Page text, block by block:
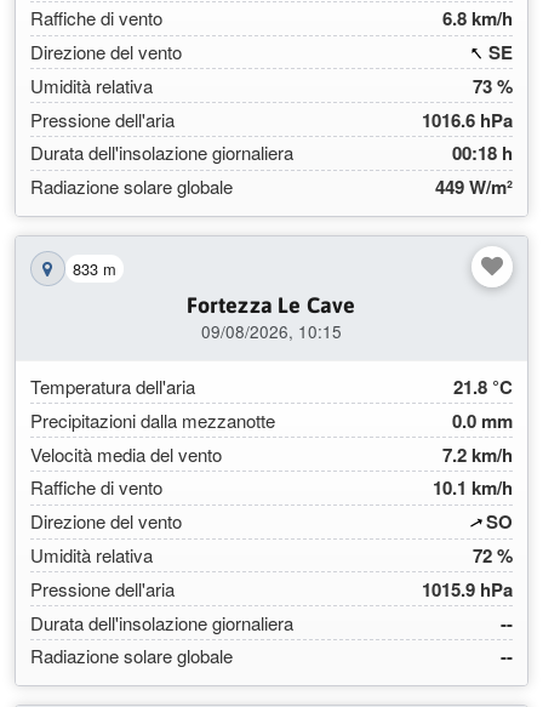
Raffiche di vento 6.8 km/h
Direzione del vento SE
Umidità relativa
73 %
Pressione dell'aria 1016.6 hPa
Durata dell'insolazione giornaliera 00:18 h
Radiazione solare globale 449 W/m²
Mostra la stazione sulla mappa
833 m
Fortezza Le Cave
09/08/2026, 10:15
Temperatura dell'aria 21.8 °C
Precipitazioni dalla mezzanotte 0.0 mm
Velocità media del vento 7.2 km/h
Raffiche di vento 10.1 km/h
Direzione del vento SO
Umidità relativa
72 %
Pressione dell'aria 1015.9 hPa
Durata dell'insolazione giornaliera --
Radiazione solare globale --